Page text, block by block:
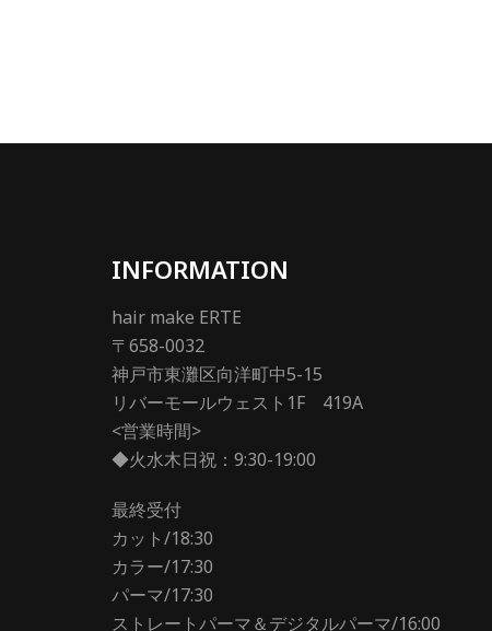
INFORMATION
hair make ERTE
〒658-0032
神戸市東灘区向洋町中5-15
リバーモールウェスト1F 419A
<営業時間>
◆火水木日祝：9:30-19:00
最終受付
カット/18:30
カラー/17:30
パーマ/17:30
ストレートパーマ＆デジタルパーマ/16:00